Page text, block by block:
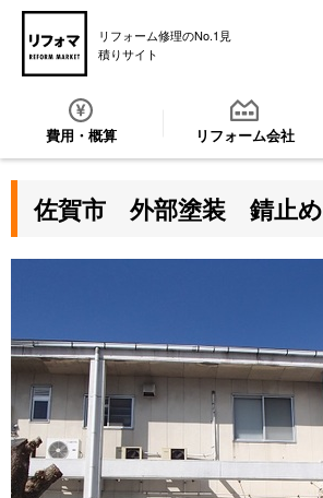
リフォーム修理のNo.1見
積りサイト
費用・概算 リフォーム会社
佐賀市 外部塗装 錆止め